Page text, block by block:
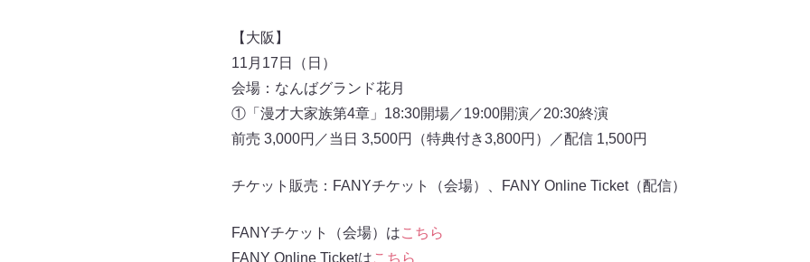
【大阪】
11月17日（日）
会場：なんばグランド花月
①「漫才大家族第4章」18:30開場／19:00開演／20:30終演
前売 3,000円／当日 3,500円（特典付き3,800円）／配信 1,500円
チケット販売：FANYチケット（会場）、FANY Online Ticket（配信）
FANYチケット（会場）はこちら
FANY Online Ticketはこちら